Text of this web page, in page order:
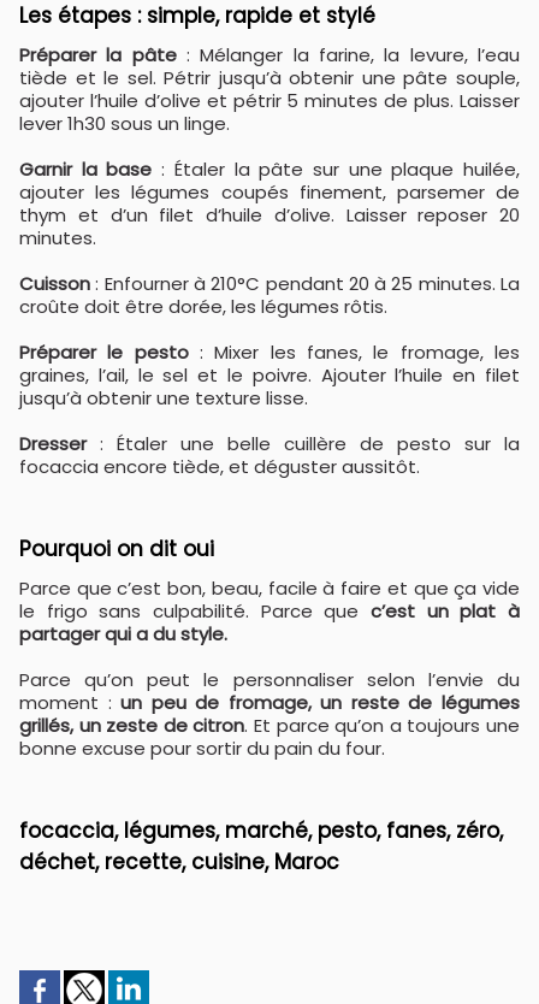
Les étapes : simple, rapide et stylé
Préparer la pâte: Mélanger la farine, la levure, l’eau
tiède et le sel. Pétrir jusqu’à obtenir une pâte souple,
ajouter l’huile d’olive et pétrir 5 minutes de plus. Laisser
lever 1h30 sous un linge.
Garnir la base : Étaler la pâte sur une plaque huilée,
ajouter les légumes coupés finement, parsemer de
thym et d’un filet d’huile d’olive. Laisser reposer 20
minutes.
Cuisson: Enfourner à 210°C pendant 20 à 25 minutes. La
croûte doit être dorée, les légumes rôtis.
Préparer le pesto: Mixer les fanes, le fromage, les
graines, l’ail, le sel et le poivre. Ajouter l’huile en filet
jusqu’à obtenir une texture lisse.
Dresser: Étaler une belle cuillère de pesto sur la
focaccia encore tiède, et déguster aussitôt.
Pourquoi on dit oui
Parce que c’est bon, beau, facile à faire et que ça vide
le frigo sans culpabilité. Parce que c’est un plat à
partager qui a du style.
Parce qu’on peut le personnaliser selon l’envie du
moment :un peu de fromage, un reste de légumes
grillés, un zeste de citron. Et parce qu’on a toujours une
bonne excuse pour sortir du pain du four.
focaccia, légumes, marché, pesto, fanes, zéro,
déchet, recette, cuisine, Maroc